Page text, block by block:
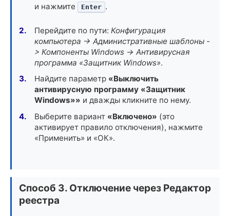
и нажмите Enter .
Перейдите по пути: Конфигурация
компьютера -> Административные шаблоны -
> Компоненты Windows -> Антивирусная
программа «Защитник Windows».
Найдите параметр «Выключить
антивирусную программу «Защитник
Windows»» и дважды кликните по нему.
Выберите вариант «Включено» (это
активирует правило отключения), нажмите
«Применить» и «ОК».
Способ 3. Отключение через Редактор
реестра